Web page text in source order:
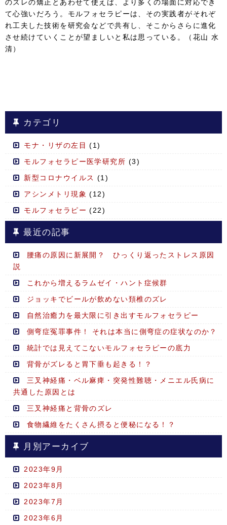
のズレの矯正とあわせて使えば、より多くの場面に対応でき
て心強いだろう。モルフォセラピーは、その実践者がそれぞ
れ工夫した技術を研究会などで共有し、そこからさらに進化
させ続けていくことが望ましいと私は思っている。（花山 水
清）
カテゴリ
モナ・リザの左目 (1)
モルフォセラピー医学研究所 (3)
新型コロナウイルス (1)
アシンメトリ現象 (12)
モルフォセラピー (22)
最近の記事
腰痛の原因に新展開？ ひっくり返ったストレス原因
説
これから増えるラムゼイ・ハント症候群
ジョッキでビールが飲めない頚椎のズレ
自然治癒力を最大限に引き出すモルフォセラピー
側弯症冤罪事件！ それは本当に側弯症の症状なのか？
統計では見えてこないモルフォセラピーの底力
背骨がズレると胃下垂も起きる！？
三叉神経痛・ベル麻痺・突発性難聴・メニエル氏病に
共通した原因とは
三叉神経痛と背骨のズレ
食物繊維をたくさん摂ると便秘になる！？
月別アーカイブ
2023年9月
2023年8月
2023年7月
2023年6月